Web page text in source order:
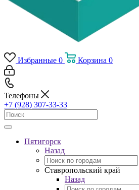
Избранные 0 Корзина 0
Телефоны
+7 (928) 307-33-33
Пятигорск
Назад
Ставропольский край
Назад